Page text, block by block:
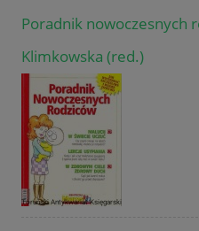
Poradnik nowoczesnych
Klimkowska (red.)